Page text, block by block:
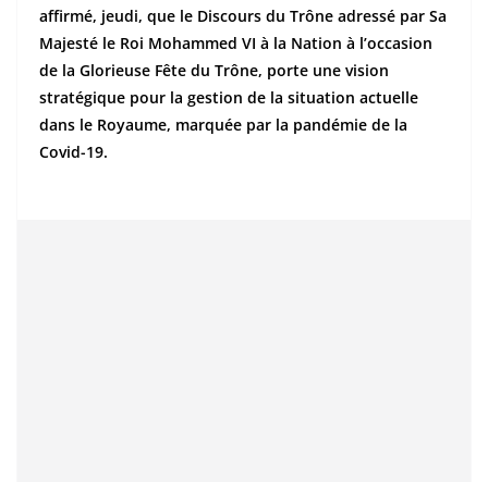
affirmé, jeudi, que le Discours du Trône adressé par Sa
Majesté le Roi Mohammed VI à la Nation à l’occasion
de la Glorieuse Fête du Trône, porte une vision
stratégique pour la gestion de la situation actuelle
dans le Royaume, marquée par la pandémie de la
Covid-19.